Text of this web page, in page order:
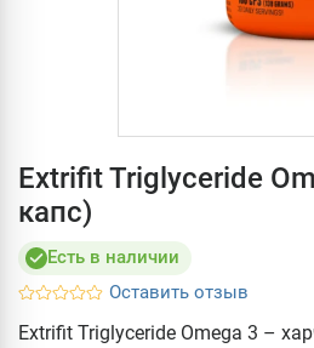
Extrifit Triglyceride
капс)
Есть в наличии
Оставить отзыв
Extrifit Triglyceride Omega 3 –